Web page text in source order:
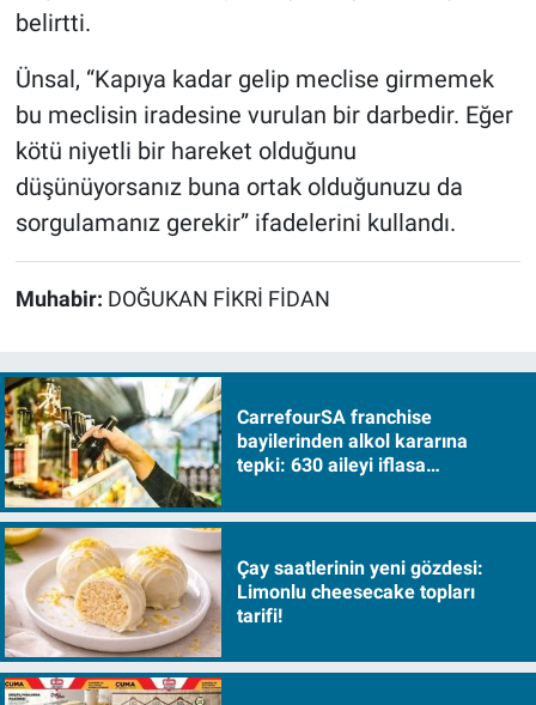
belirtti.
Ünsal, “Kapıya kadar gelip meclise girmemek
bu meclisin iradesine vurulan bir darbedir. Eğer
kötü niyetli bir hareket olduğunu
düşünüyorsanız buna ortak olduğunuzu da
sorgulamanız gerekir” ifadelerini kullandı.
Muhabir: DOĞUKAN FİKRİ FİDAN
CarrefourSA franchise
bayilerinden alkol kararına
tepki: 630 aileyi iflasa
Çay saatlerinin yeni gözdesi:
Limonlu cheesecake topları
tarifi!